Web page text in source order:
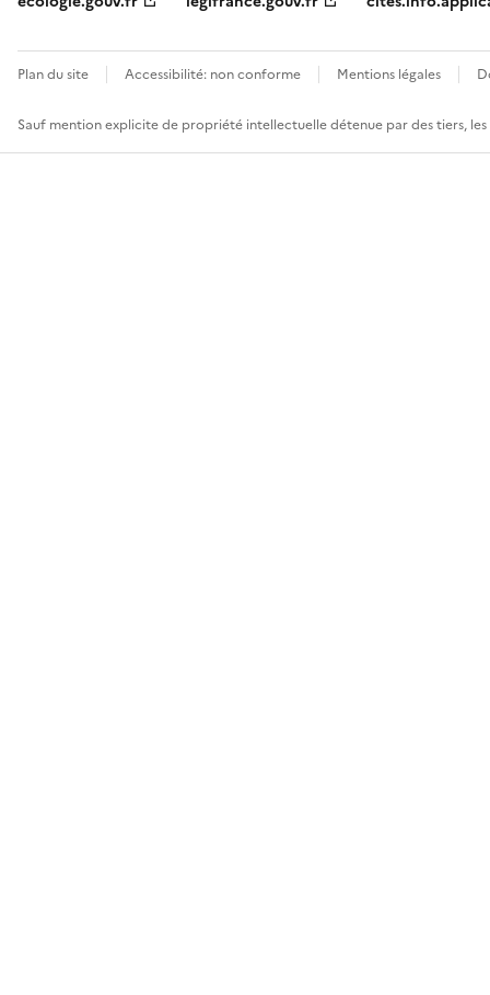
Plan du site Accessibilité: non conforme Mentions légales
Sauf mention explicite de propriété intellectuelle détenue par des tiers,